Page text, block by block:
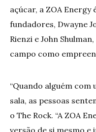
açúcar, a ZOA Energy
fundadores, Dwayne
Rienzi e John
campo como
“Quando alguém
sala, as pessoas
o The Rock. “A ZOA
versão de si mesmo